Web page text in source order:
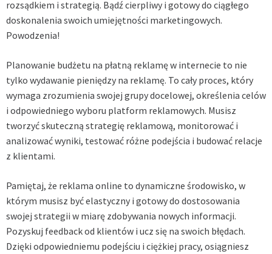
rozsądkiem i strategią. Bądź cierpliwy i gotowy do ciągłego
doskonalenia swoich umiejętności marketingowych.
Powodzenia!
Planowanie budżetu na płatną reklamę w internecie to nie
tylko wydawanie pieniędzy na reklamę. To cały proces, który
wymaga zrozumienia swojej grupy docelowej, określenia celów
i odpowiedniego wyboru platform reklamowych. Musisz
tworzyć skuteczną strategię reklamową, monitorować i
analizować wyniki, testować różne podejścia i budować relacje
z klientami.
Pamiętaj, że reklama online to dynamiczne środowisko, w
którym musisz być elastyczny i gotowy do dostosowania
swojej strategii w miarę zdobywania nowych informacji.
Pozyskuj feedback od klientów i ucz się na swoich błędach.
Dzięki odpowiedniemu podejściu i ciężkiej pracy, osiągniesz